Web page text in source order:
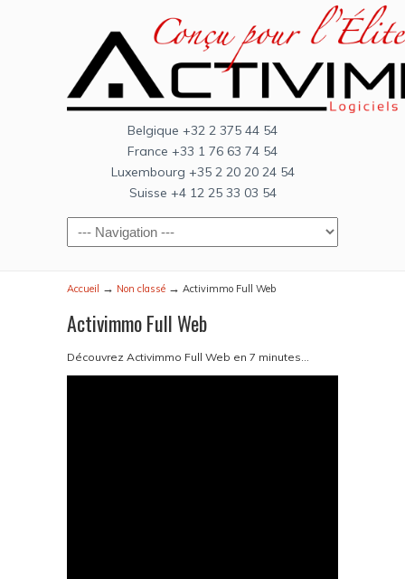
Belgique +32 2 375 44 54
France +33 1 76 63 74 54
Luxembourg +35 2 20 20 24 54
Suisse +4 12 25 33 03 54
Accueil → Non classé → Activimmo Full Web
Activimmo Full Web
Découvrez Activimmo Full Web en 7 minutes…